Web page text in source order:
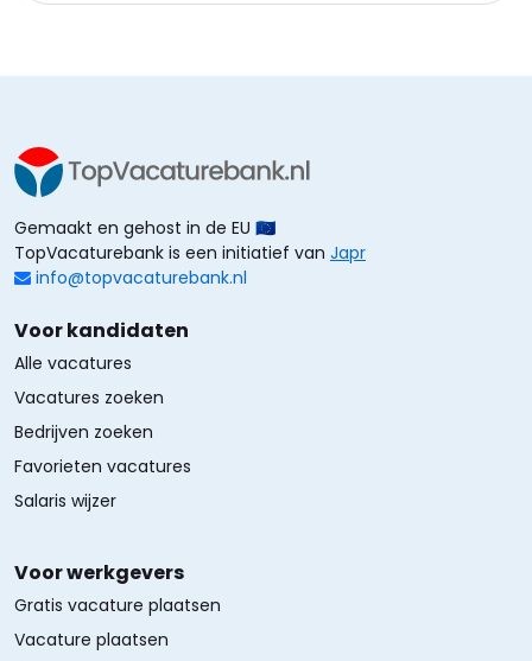
Gemaakt en gehost in de EU 🇪🇺
TopVacaturebank is een initiatief van Japr
info@topvacaturebank.nl
Voor kandidaten
Alle vacatures
Vacatures zoeken
Bedrijven zoeken
Favorieten vacatures
Salaris wijzer
Voor werkgevers
Gratis vacature plaatsen
Vacature plaatsen